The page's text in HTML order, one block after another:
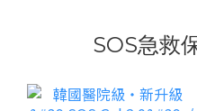
SOS急救